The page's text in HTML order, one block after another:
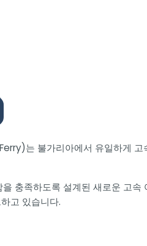
는 불가리아에서 유일하게
충족하도록 설계된 새로운 고
고 있습니다.